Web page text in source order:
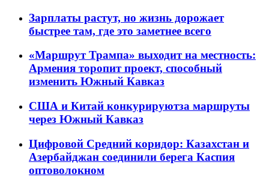
Зарплаты растут, но жизнь дорожает
быстрее там, где это заметнее всего
«Маршрут Трампа» выходит на местность:
Армения торопит проект, способный
изменить Южный Кавказ
США и Китай конкурируютза маршруты
через Южный Кавказ
Цифровой Средний коридор: Казахстан и
Азербайджан соединили берега Каспия
оптоволокном